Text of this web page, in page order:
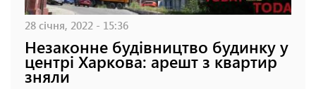
28 січня, 2022 - 15:36
Незаконне будівництво будинку у
центрі Харкова: арешт з квартир
зняли